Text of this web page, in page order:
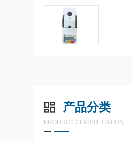
产品分类
PRODUCT CLASSIFICATION